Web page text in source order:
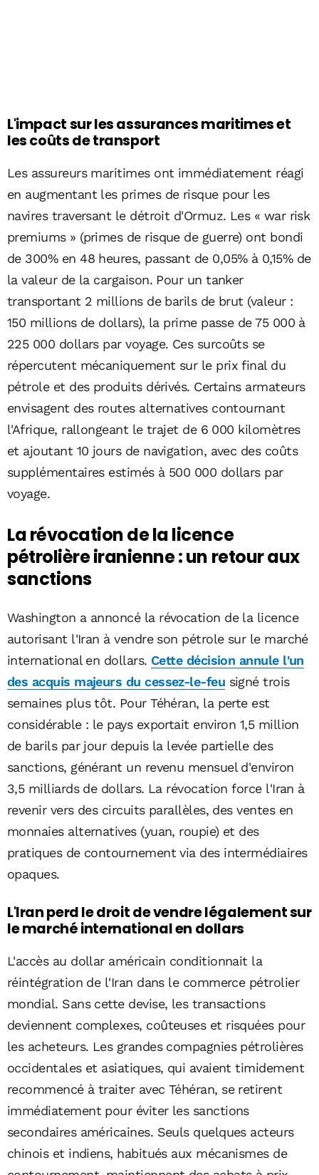
L'impact sur les assurances maritimes et
les coûts de transport
Les assureurs maritimes ont immédiatement réagi
en augmentant les primes de risque pour les
navires traversant le détroit d'Ormuz. Les « war risk
premiums » (primes de risque de guerre) ont bondi
de 300% en 48 heures, passant de 0,05% à 0,15% de
la valeur de la cargaison. Pour un tanker
transportant 2 millions de barils de brut (valeur :
150 millions de dollars), la prime passe de 75 000 à
225 000 dollars par voyage. Ces surcoûts se
répercutent mécaniquement sur le prix final du
pétrole et des produits dérivés. Certains armateurs
envisagent des routes alternatives contournant
l'Afrique, rallongeant le trajet de 6 000 kilomètres
et ajoutant 10 jours de navigation, avec des coûts
supplémentaires estimés à 500 000 dollars par
voyage.
La révocation de la licence
pétrolière iranienne : un retour aux
sanctions
Washington a annoncé la révocation de la licence
autorisant l'Iran à vendre son pétrole sur le marché
international en dollars. Cette décision annule l'un
des acquis majeurs du cessez-le-feu signé trois
semaines plus tôt. Pour Téhéran, la perte est
considérable : le pays exportait environ 1,5 million
de barils par jour depuis la levée partielle des
sanctions, générant un revenu mensuel d'environ
3,5 milliards de dollars. La révocation force l'Iran à
revenir vers des circuits parallèles, des ventes en
monnaies alternatives (yuan, roupie) et des
pratiques de contournement via des intermédiaires
opaques.
L'Iran perd le droit de vendre légalement sur
le marché international en dollars
L'accès au dollar américain conditionnait la
réintégration de l'Iran dans le commerce pétrolier
mondial. Sans cette devise, les transactions
deviennent complexes, coûteuses et risquées pour
les acheteurs. Les grandes compagnies pétrolières
occidentales et asiatiques, qui avaient timidement
recommencé à traiter avec Téhéran, se retirent
immédiatement pour éviter les sanctions
secondaires américaines. Seuls quelques acteurs
chinois et indiens, habitués aux mécanismes de